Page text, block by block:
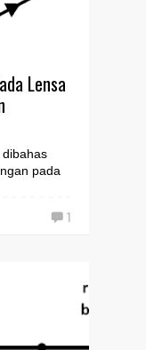
Lensa
pada
1